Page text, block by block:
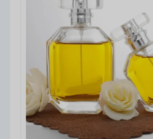
себе элегантность и практичность,
популярным выбором для
и бутиков. Его компактная жидкая